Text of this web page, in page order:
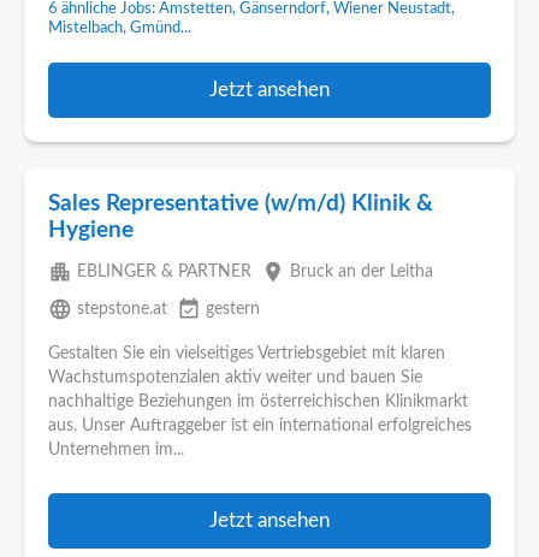
6 ähnliche Jobs: Amstetten, Gänserndorf, Wiener Neustadt,
Mistelbach, Gmünd...
Jetzt ansehen
Sales Representative (w/m/d) Klinik &
Hygiene
apartment EBLINGER & PARTNER place Bruck an der Leitha
language stepstone.at event_available gestern
Gestalten Sie ein vielseitiges Vertriebsgebiet mit klaren
Wachstumspotenzialen aktiv weiter und bauen Sie
nachhaltige Beziehungen im österreichischen Klinikmarkt
aus. Unser Auftraggeber ist ein international erfolgreiches
Unternehmen im...
Jetzt ansehen